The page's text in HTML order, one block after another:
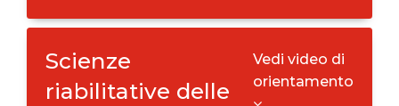
Scienze
riabilitative delle
Vedi video di
orientamento